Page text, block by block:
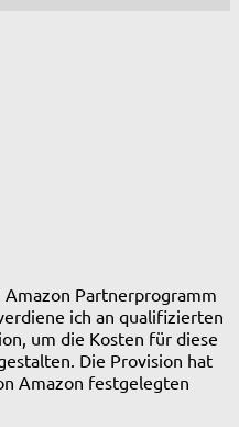
Partnerprogramm
ich an qualifizierten
um die Kosten für diese
Die Provision hat
Amazon festgelegten